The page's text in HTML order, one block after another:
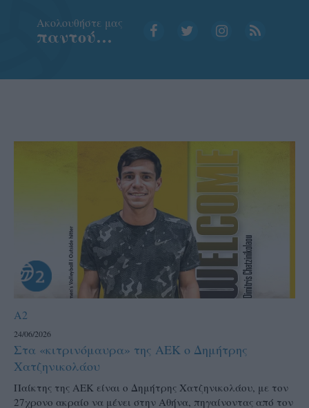
Aκολουθήστε μας
παντού…
A2
24/06/2026
Στα «κιτρινόμαυρα» της ΑΕΚ ο Δημήτρης
Χατζηνικολάου
Παίκτης της ΑΕΚ είναι ο Δημήτρης Χατζηνικολάου, με τον
27χρονο ακραίο να μένει στην Αθήνα, πηγαίνοντας από τον